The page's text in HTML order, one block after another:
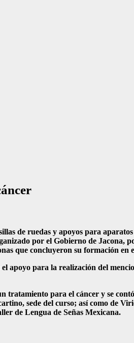
de ruedas y apoyos para
por el Gobierno de Jacona,
que concluyeron su formación en
apoyo para la realización del
tratamiento para el cáncer y se
sede del curso; así como de
de Lengua de Señas Mexicana.